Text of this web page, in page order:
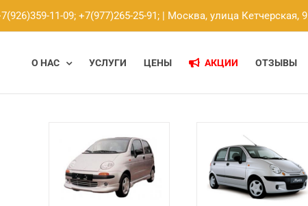
11-09; +7(977)265-25-91; | Москва, улица Кетчерская, 9
О НАС УСЛУГИ ЦЕНЫ АКЦИИ ОТЗЫВЫ